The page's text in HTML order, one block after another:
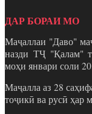
ДАР БОРАИ МО
Маҷаллаи "Даво"
назди ТҶ "Қалам"
моҳи январи соли
Маҷалла аз 28
тоҷикӣ ва русӣ ҳар